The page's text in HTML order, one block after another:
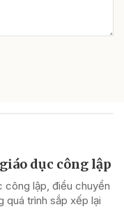
dục công lập
công lập, điều chuyển
quá trình sắp xếp lại